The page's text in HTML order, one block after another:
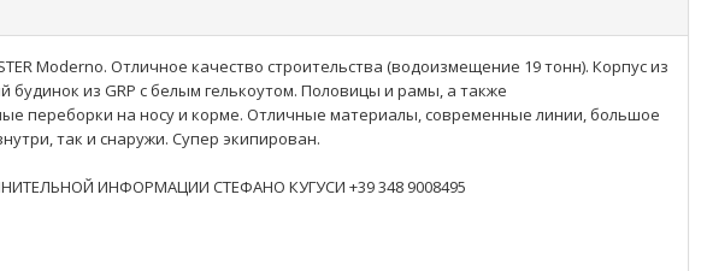
Moderno. Отличное качество строительства (водоизмещение 19 тонн). Корпус из
будинок из GRP с белым гелькоутом. Половицы и рамы, а также
переборки на носу и корме. Отличные материалы, современные линии, большое
так и снаружи. Супер экипирован.
ИНФОРМАЦИИ СТЕФАНО КУГУСИ +39 348 9008495